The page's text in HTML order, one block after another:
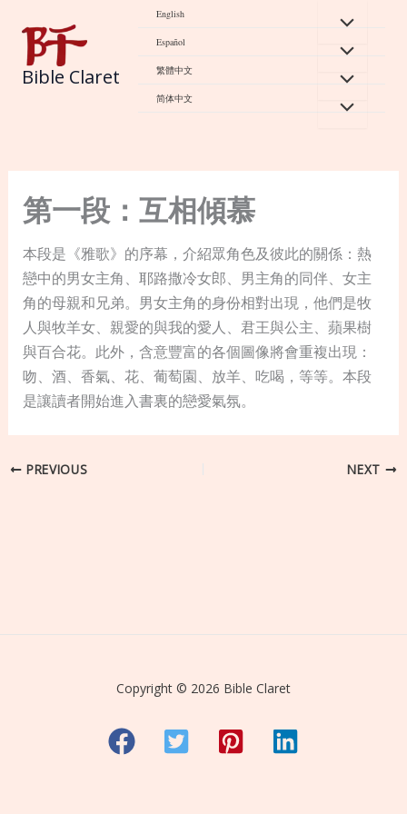
content
Bible Claret
English
Español
繁體中文
简体中文
第一段：互相傾慕
本段是《雅歌》的序幕，介紹眾角色及彼此的關係：熱
戀中的男女主角、耶路撒冷女郎、男主角的同伴、女主
角的母親和兄弟。男女主角的身份相對出現，他們是牧
人與牧羊女、親愛的與我的愛人、君王與公主、蘋果樹
與百合花。此外，含意豐富的各個圖像將會重複出現：
吻、酒、香氣、花、葡萄園、放羊、吃喝，等等。本段
是讓讀者開始進入書裏的戀愛氣氛。
PREVIOUS NEXT
Copyright © 2026 Bible Claret